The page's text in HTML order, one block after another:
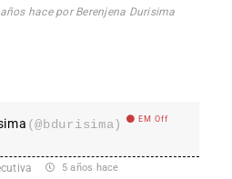
hace por Berenjena Durisima
(@bdurisima) EM Off
5 años hace